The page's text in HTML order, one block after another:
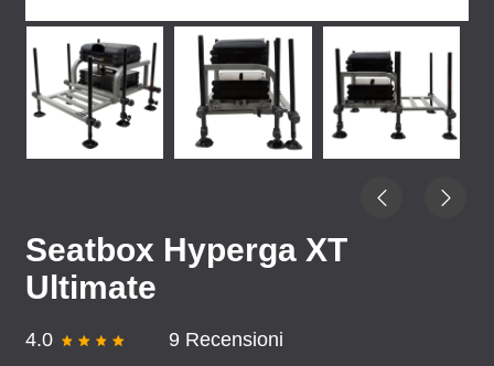
Seatbox Hyperga XT
Ultimate
4.0 9 Recensioni